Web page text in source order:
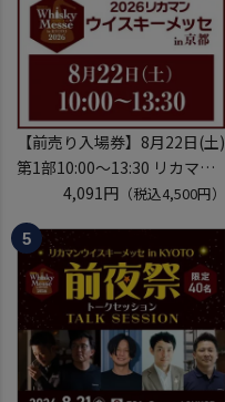
【前売り入場券】8月22日(土)
第1部10:00～13:30 リカマン
ウイスキーメッセ in京都
2026 1枚
入場券となるeチケットは【8
月中旬】にメールにて配信予
定
※代引き決済不可
4,091円（税込4,500円）